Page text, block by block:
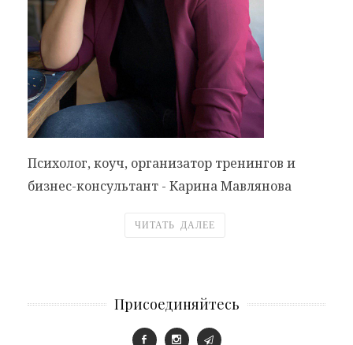
Психолог, коуч, организатор тренингов и
бизнес-консультант - Карина Мавлянова
ЧИТАТЬ ДАЛЕЕ
Присоединяйтесь